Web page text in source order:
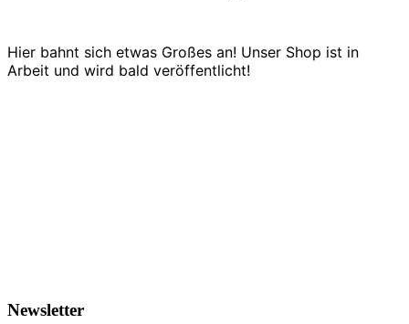
Hier bahnt sich etwas Großes an! Unser Shop ist in
Arbeit und wird bald veröffentlicht!
Newsletter